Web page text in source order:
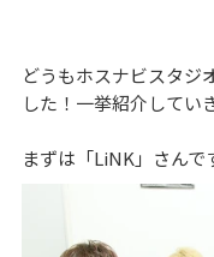
どうもホスナビスタジ
した！一挙紹介してい
まずは「LiNK」さんで